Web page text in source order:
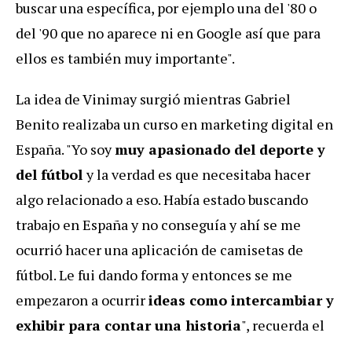
buscar una específica, por ejemplo una del '80 o
del '90 que no aparece ni en Google así que para
ellos es también muy importante".
La idea de Vinimay surgió mientras Gabriel
Benito realizaba un curso en marketing digital en
España. "Yo soymuy apasionado del deporte y
del fútboly la verdad es que necesitaba hacer
algo relacionado a eso. Había estado buscando
trabajo en España y no conseguía y ahí se me
ocurrió hacer una aplicación de camisetas de
fútbol. Le fui dando forma y entonces se me
empezaron a ocurrirideas como intercambiar y
exhibir para contar una historia", recuerda el